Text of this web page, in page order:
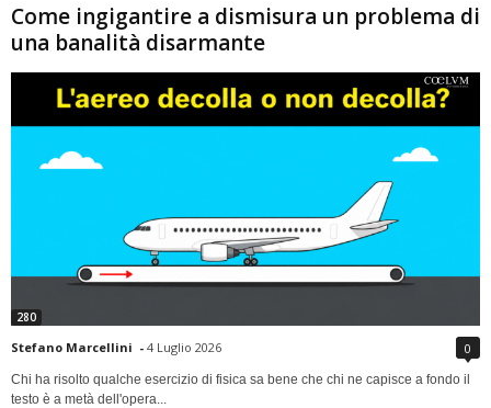
Come ingigantire a dismisura un problema di
una banalità disarmante
280
Stefano Marcellini - 4 Luglio 2026 0
Chi ha risolto qualche esercizio di fisica sa bene che chi ne capisce a fondo il
testo è a metà dell'opera...